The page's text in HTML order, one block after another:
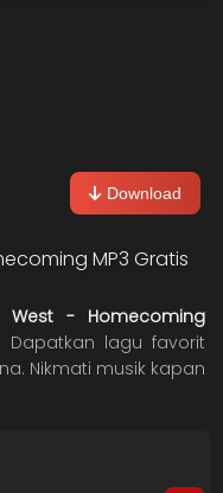
Download
MP3 Gratis
West - Homecoming
Dapatkan lagu favorit
Nikmati musik kapan